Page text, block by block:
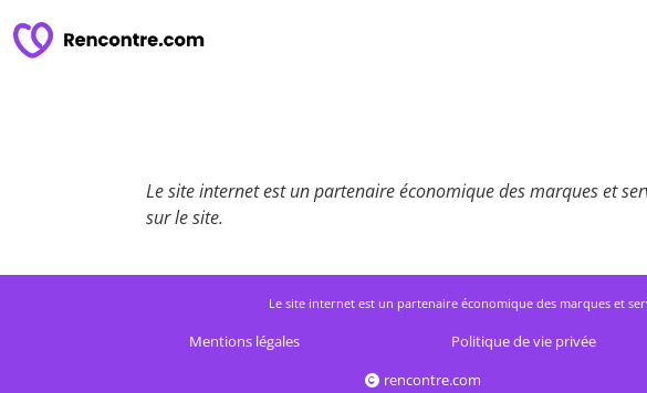
Le site internet est un partenaire économique des marques et
sur le site.
Le site internet est un partenaire économique des marques et
Mentions légales Politique de vie privée
rencontre.com